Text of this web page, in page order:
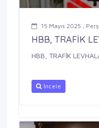
15 Mayıs 2025 ,
HBB, TRAFİK
HBB, TRAFİK
İncele